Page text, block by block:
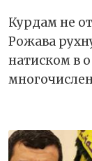
Курдам не
Рожава
натиском в